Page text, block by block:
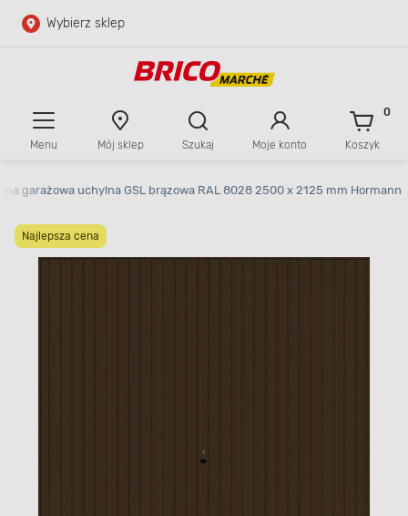
Przejdź do głównej zawartości
Wybierz sklep
Menu Mój sklep Szukaj Moje konto Koszyk
0
garażowa uchylna GSL brązowa RAL 8028 2500 x 2125 mm Hormann
Najlepsza cena